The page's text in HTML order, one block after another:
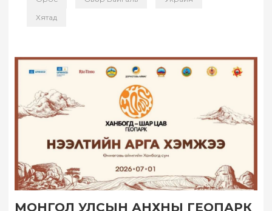
Хятад
МОНГОЛ УЛСЫН АНХНЫ ГЕОПАРК